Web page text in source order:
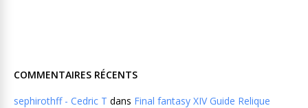
COMMENTAIRES RÉCENTS
sephirothff - Cedric T dans Final fantasy XIV Guide Relique